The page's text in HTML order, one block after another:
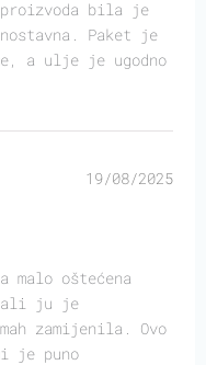
bila je
Paket je
a ulje je ugodno
19/08/2025
malo oštećena
ali ju je
zamijenila. Ovo
je puno